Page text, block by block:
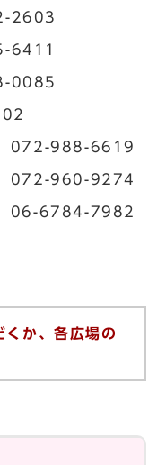
2603
6411
0085
072-988-6619
072-960-9274
06-6784-7982
くか、各広場の